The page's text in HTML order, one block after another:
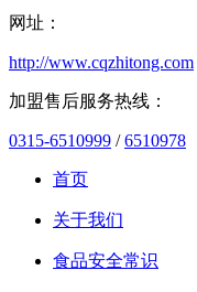
网址：
http://www.cqzhitong.com
加盟售后服务热线：
0315-6510999 /6510978
首页
关于我们
食品安全常识